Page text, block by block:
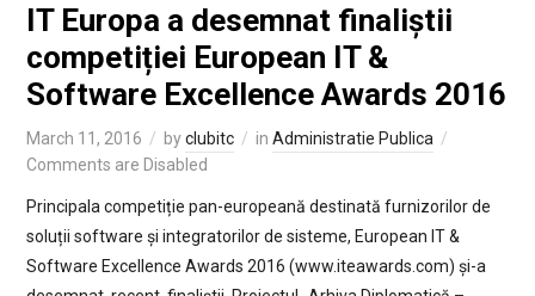
IT Europa a desemnat finaliștii
competiției European IT &
Software Excellence Awards 2016
March 11, 2016 byclubitc in Administratie Publica
Comments are Disabled
Principala competiție pan-europeană destinată furnizorilor de
soluții software și integratorilor de sisteme, European IT &
Software Excellence Awards 2016 (www.iteawards.com) și-a